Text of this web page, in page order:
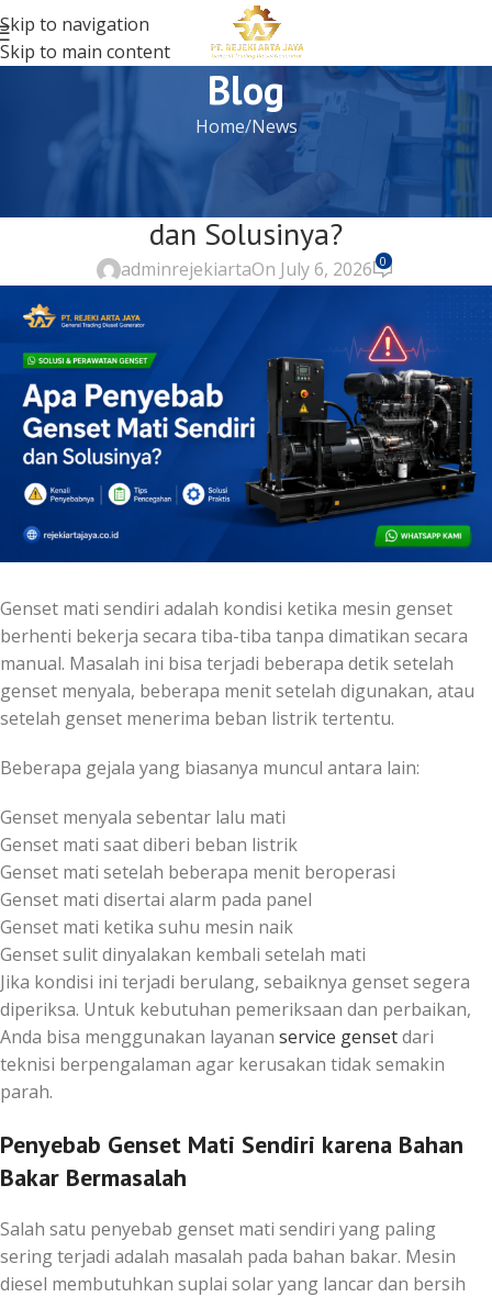
Skip to navigation
Skip to main content
Blog
Home News
Apa Penyebab Genset Mati Sendiri
dan Solusinya?
adminrejekiartaOn July 6, 2026 0
Genset mati sendiri adalah kondisi ketika mesin genset
berhenti bekerja secara tiba-tiba tanpa dimatikan secara
manual. Masalah ini bisa terjadi beberapa detik setelah
genset menyala, beberapa menit setelah digunakan, atau
setelah genset menerima beban listrik tertentu.
Beberapa gejala yang biasanya muncul antara lain:
Genset menyala sebentar lalu mati
Genset mati saat diberi beban listrik
Genset mati setelah beberapa menit beroperasi
Genset mati disertai alarm pada panel
Genset mati ketika suhu mesin naik
Genset sulit dinyalakan kembali setelah mati
Jika kondisi ini terjadi berulang, sebaiknya genset segera
diperiksa. Untuk kebutuhan pemeriksaan dan perbaikan,
Anda bisa menggunakan layanan service gensetdari
teknisi berpengalaman agar kerusakan tidak semakin
parah.
Penyebab Genset Mati Sendiri karena Bahan
Bakar Bermasalah
Salah satu penyebab genset mati sendiri yang paling
sering terjadi adalah masalah pada bahan bakar. Mesin
diesel membutuhkan suplai solar yang lancar dan bersih